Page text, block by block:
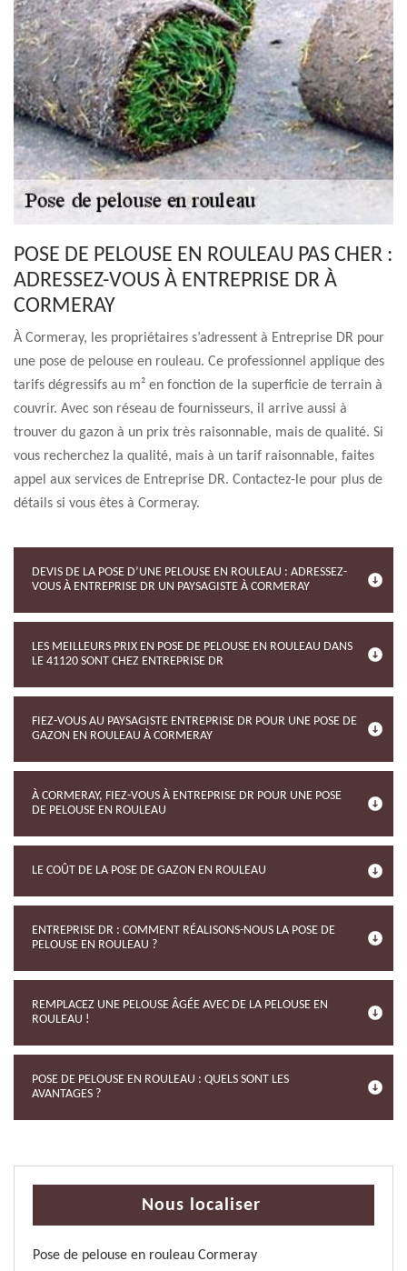
POSE DE PELOUSE EN ROULEAU PAS CHER :
ADRESSEZ-VOUS À ENTREPRISE DR À
CORMERAY
À Cormeray, les propriétaires s’adressent à Entreprise DR pour
une pose de pelouse en rouleau. Ce professionnel applique des
tarifs dégressifs au m² en fonction de la superficie de terrain à
couvrir. Avec son réseau de fournisseurs, il arrive aussi à
trouver du gazon à un prix très raisonnable, mais de qualité. Si
vous recherchez la qualité, mais à un tarif raisonnable, faites
appel aux services de Entreprise DR. Contactez-le pour plus de
détails si vous êtes à Cormeray.
DEVIS DE LA POSE D’UNE PELOUSE EN ROULEAU : ADRESSEZ-
VOUS À ENTREPRISE DR UN PAYSAGISTE À CORMERAY
LES MEILLEURS PRIX EN POSE DE PELOUSE EN ROULEAU DANS
LE 41120 SONT CHEZ ENTREPRISE DR
FIEZ-VOUS AU PAYSAGISTE ENTREPRISE DR POUR UNE POSE DE
GAZON EN ROULEAU À CORMERAY
À CORMERAY, FIEZ-VOUS À ENTREPRISE DR POUR UNE POSE
DE PELOUSE EN ROULEAU
LE COÛT DE LA POSE DE GAZON EN ROULEAU
ENTREPRISE DR : COMMENT RÉALISONS-NOUS LA POSE DE
PELOUSE EN ROULEAU ?
REMPLACEZ UNE PELOUSE ÂGÉE AVEC DE LA PELOUSE EN
ROULEAU !
POSE DE PELOUSE EN ROULEAU : QUELS SONT LES
AVANTAGES ?
Nous localiser
Pose de pelouse en rouleau Cormeray